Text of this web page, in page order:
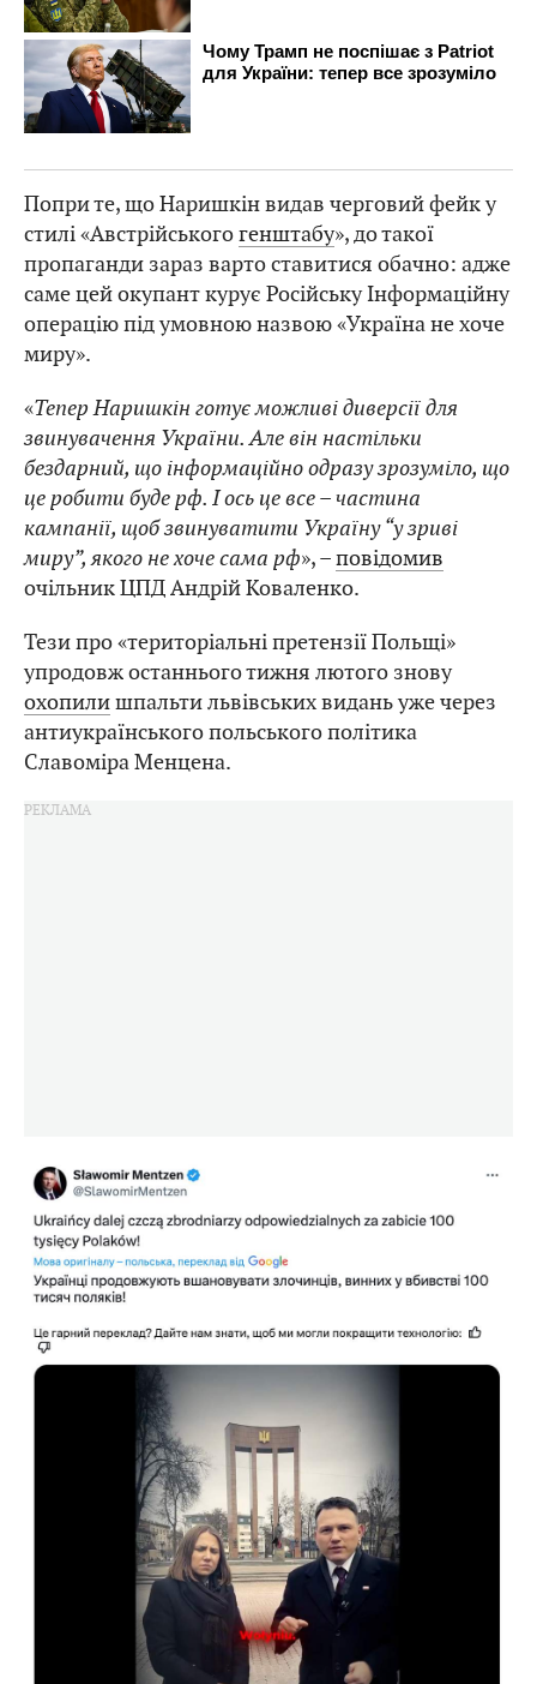
Попри те, що Наришкін видав черговий фейк у
стилі «Австрійськогогенштабу», до такої
пропаганди зараз варто ставитися обачно: адже
саме цей окупант курує Російську Інформаційну
операцію під умовною назвою «Україна не хоче
миру».
«Тепер Наришкін готує можливі диверсії для
звинувачення України. Але він настільки
бездарний, що інформаційно одразу зрозуміло, що
це робити буде рф. І ось це все – частина
кампанії, щоб звинуватити Україну “у зриві
миру”, якого не хоче сама рф», –повідомив
очільник ЦПД Андрій Коваленко.
Тези про «територіальні претензії Польщі»
упродовж останнього тижня лютого знову
охопилишпальти львівських видань уже через
антиукраїнського польського політика
Славоміра Менцена.